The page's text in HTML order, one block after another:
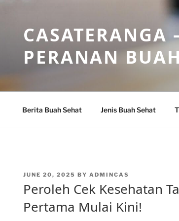
PERANAN
Berita Buah Sehat Jenis Buah Sehat
POSTED
JUNE 20, 2025 BY ADMINCAS
Peroleh Cek Kesehatan
Pertama Mulai Kini!